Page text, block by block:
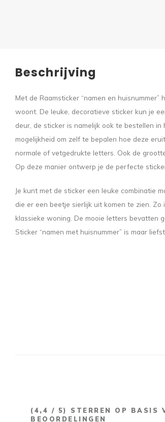
Beschrijving
Met de Raamsticker “namen en
woont. De leuke, decoratieve sticker kun je
deur, de sticker is namelijk ook te bestellen
mogelijkheid om zelf te bepalen hoe deze
normale of vetgedrukte letters. Ook de
Op deze manier ontwerp je de perfecte
Je kunt met de sticker een leuke combinatie
die er een beetje sierlijk uit komen te zien.
klassieke woning. De mooie letters bevatten
Sticker “namen met huisnummer” is maar
(4,4 / 5) STERREN OP BASIS
BEOORDELINGEN